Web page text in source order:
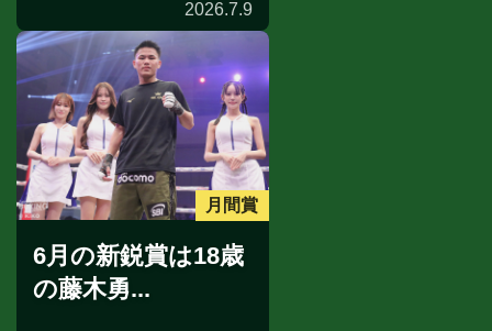
2026.7.9
月間賞
6月の新鋭賞は18歳
の藤木勇...